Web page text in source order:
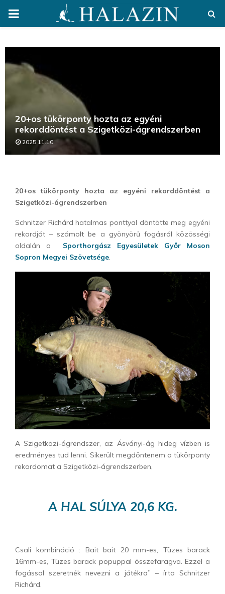
PRIMARY
20+os tükörponty hozta az egyéni
rekorddöntést a Szigetközi-ágrendszerben
2025.11.10.
20+os tükörponty hozta az egyéni rekorddöntést a
Szigetközi-ágrendszerben
Schnitzer Richárd hatalmas ponttyal döntötte meg egyéni
rekordját – számolt be a gyönyörű fogásról közösségi
oldalán a Sporthorgász Egyesületek Győr Moson
Sopron Megyei Szövetsége.
A Szigetközi-ágrendszer, az Ásványi-ág hideg vízben is
eredményes tud lenni. Sikerült megdöntenem a tükörponty
rekordomat a Szigetközi-ágrendszerben,
A HAL SÚLYA20,6 KG.
Csali kombináció : Bait bait 20 mm-es, Tüzes barack
16mm-es, Tüzes barack popuppal összefaragva. Ezzel a
fogással szeretnék nevezni a játékra” – írta Schnitzer
Richárd.